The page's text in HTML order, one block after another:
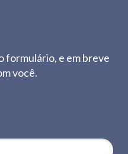
formulário, e em breve
você.